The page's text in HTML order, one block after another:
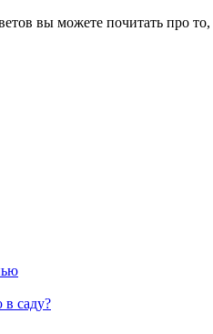
вы можете почитать про то,
саду?